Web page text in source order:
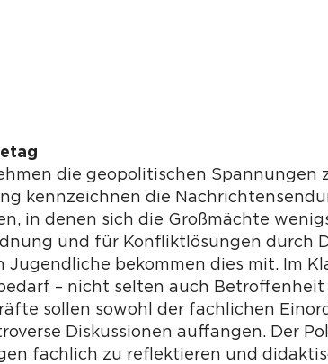
die geopolitischen Spannungen
kennzeichnen die
in denen sich die Großmächte
und für Konfliktlösungen durch
Jugendliche bekommen dies mit. Im
– nicht selten auch
sollen sowohl der fachlichen
Diskussionen auffangen. Der
fachlich zu reflektieren und